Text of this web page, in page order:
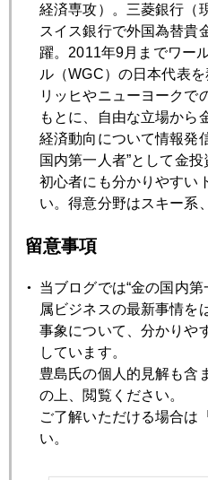
1月 2月 3月
7月 8月 9月
2006年08月31日
ハードソフトランディング
中国の金最新事情
2006年08月22日
縮小均衡
2006年08月21日
経済専攻）。三菱銀行（
スイス銀行で外国為替貴
躍。2011年9月までワー
ル（WGC）の日本代表
リッヒやニューヨークで
もとに、自由な立場から
経済動向について情報発
国内第一人者”として金
初心者にも分かりやすい
い。得意分野はスキー系
留意事項
当ブログでは“金の国内
属ビジネスの最新事情を
事象について、分かりや
しています。
豊島氏の個人的見解も含
の上、閲覧ください。
ご了解いただける場合は
い。